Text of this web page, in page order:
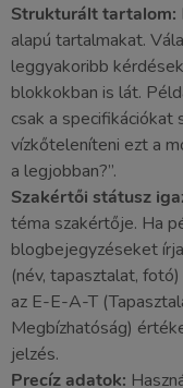
Strukturált tartalom:
alapú tartalmakat.
leggyakoribb
blokkokban is lát.
csak a specifikációkat
vízkőteleníteni ezt a
a legjobban?”.
Szakértői státusz
téma szakértője. Ha
blogbejegyzéseket
(név, tapasztalat,
az E-E-A-T
Megbízhatóság)
jelzés.
Precíz adatok: